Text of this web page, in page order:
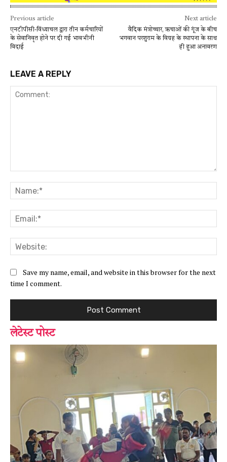
Previous article
एनटीपीसी-विंध्याचल द्वारा तीन कर्मचारियों
के सेवानिवृत होने पर दी गई भावभीनी
विदाई
Next article
वैदिक मंत्रोच्चार, ऋचाओं की गूंज के बीच
भगवान परशुराम के विग्रह के स्थापना के साथ
ही हुआ अनावरण
LEAVE A REPLY
Save my name, email, and website in this browser for the next
time I comment.
लेटेस्ट पोस्ट